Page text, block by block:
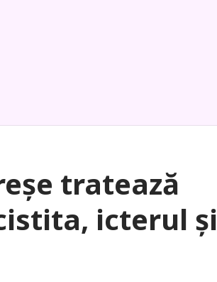
tratează
icterul și